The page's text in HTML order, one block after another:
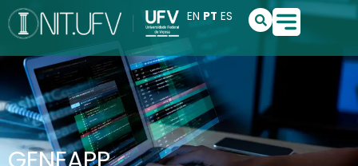
para
conteúdo
EN PT ES S
e
a
c